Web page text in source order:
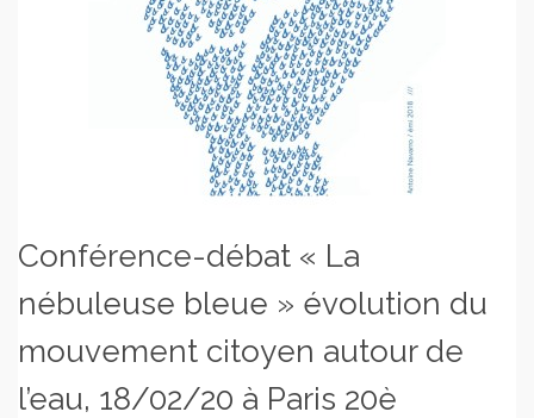
Conférence-débat « La
nébuleuse bleue » évolution du
mouvement citoyen autour de
l’eau, 18/02/20 à Paris 20è